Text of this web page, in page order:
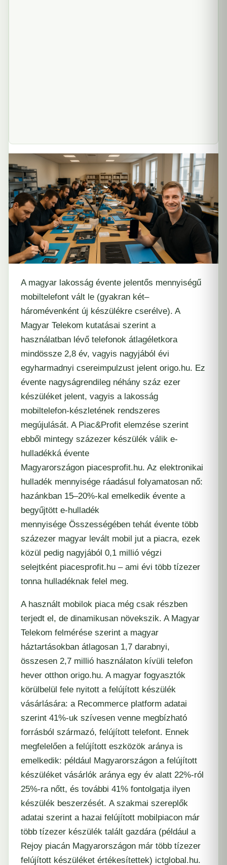
A magyar lakosság évente jelentős mennyiségű
mobiltelefont vált le (gyakran két–
háromévenként új készülékre cserélve). A
Magyar Telekom kutatásai szerint a
használatban lévő telefonok átlagéletkora
mindössze 2,8 év, vagyis nagyjából évi
egyharmadnyi csereimpulzust jelent origo.hu. Ez
évente nagyságrendileg néhány száz ezer
készüléket jelent, vagyis a lakosság
mobiltelefon-készletének rendszeres
megújulását. A Piac&Profit elemzése szerint
ebből mintegy százezer készülék válik e-
hulladékká évente
Magyarországon piacesprofit.hu. Az elektronikai
hulladék mennyisége ráadásul folyamatosan nő:
hazánkban 15–20%-kal emelkedik évente a
begyűjtött e-hulladék
mennyisége Összességében tehát évente több
százezer magyar levált mobil jut a piacra, ezek
közül pedig nagyjából 0,1 millió végzi
selejtként piacesprofit.hu – ami évi több tízezer
tonna hulladéknak felel meg.
A használt mobilok piaca még csak részben
terjedt el, de dinamikusan növekszik. A Magyar
Telekom felmérése szerint a magyar
háztartásokban átlagosan 1,7 darabnyi,
összesen 2,7 millió használaton kívüli telefon
hever otthon origo.hu. A magyar fogyasztók
körülbelül fele nyitott a felújított készülék
vásárlására: a Recommerce platform adatai
szerint 41%-uk szívesen venne megbízható
forrásból származó, felújított telefont. Ennek
megfelelően a felújított eszközök aránya is
emelkedik: például Magyarországon a felújított
készüléket vásárlók aránya egy év alatt 22%-ról
25%-ra nőtt, és további 41% fontolgatja ilyen
készülék beszerzését. A szakmai szereplők
adatai szerint a hazai felújított mobilpiacon már
több tízezer készülék talált gazdára (például a
Rejoy piacán Magyarországon már több tízezer
felújított készüléket értékesítettek) ictglobal.hu.